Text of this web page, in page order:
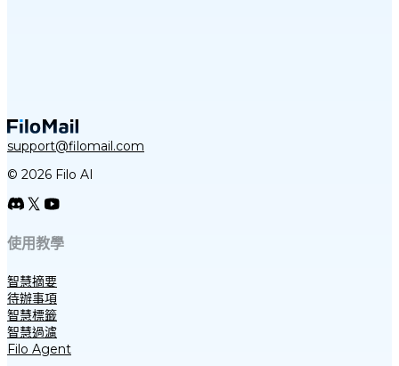
support@filomail.com
© 2026 Filo AI
使用教學
智慧摘要
待辦事項
智慧標籤
智慧過濾
Filo Agent